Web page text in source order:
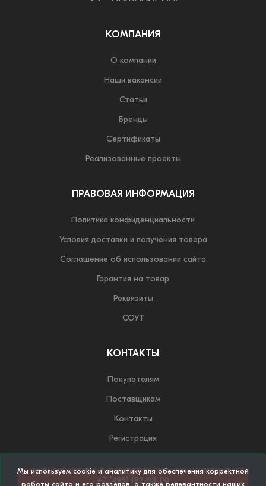
Мы используем cookie и аналитику для обеспечения корректной
КОМПАНИЯ
О компании
Наши вакансии
Статьи
Бренды
Сертификаты
Реализованные проекты
ПРАВОВАЯ ИНФОРМАЦИЯ
Политика конфиденциальности
Условия доставки и получения товара
Соглашение об использовании сайта
Гарантия на товар
Реквизиты
СОУТ
КОНТАКТЫ
Покупателям
Поставщикам
Контакты
Регистрация
+7 (495) 182-03-00